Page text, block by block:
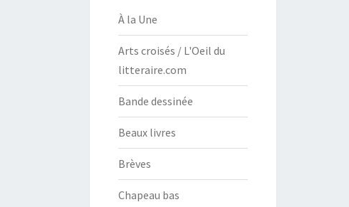
À la Une
Arts croisés / L'Oeil du
litteraire.com
Bande dessinée
Beaux livres
Brèves
Chapeau bas